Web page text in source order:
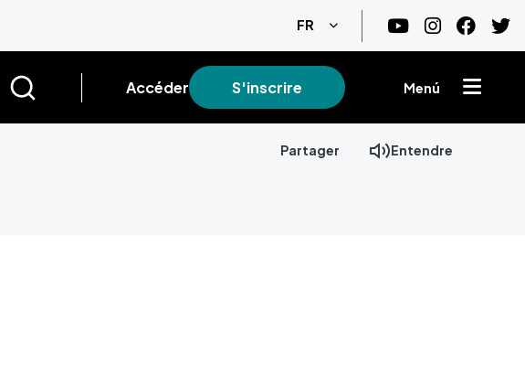
FR Lister les actions
Accéder S'inscrire Menú
Partager Entendre